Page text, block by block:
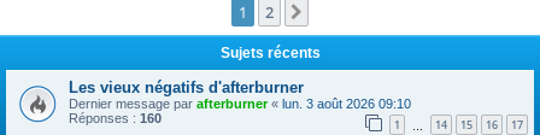
e
r
1 2
Sujets récents
Les vieux négatifs d'afterburner
Dernier message par afterburner« lun. 3 août 2026 09:10
Réponses : 160 1 14 15 16 17